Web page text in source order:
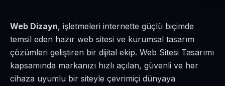
Web Dizayn, işletmeleri internette güçlü biçimde
temsil eden hazır web sitesi ve kurumsal tasarım
çözümleri geliştiren bir dijital ekip. Web Sitesi Tasarımı
kapsamında markanızı hızlı açılan, güvenli ve her
cihaza uyumlu bir siteyle çevrimiçi dünyaya